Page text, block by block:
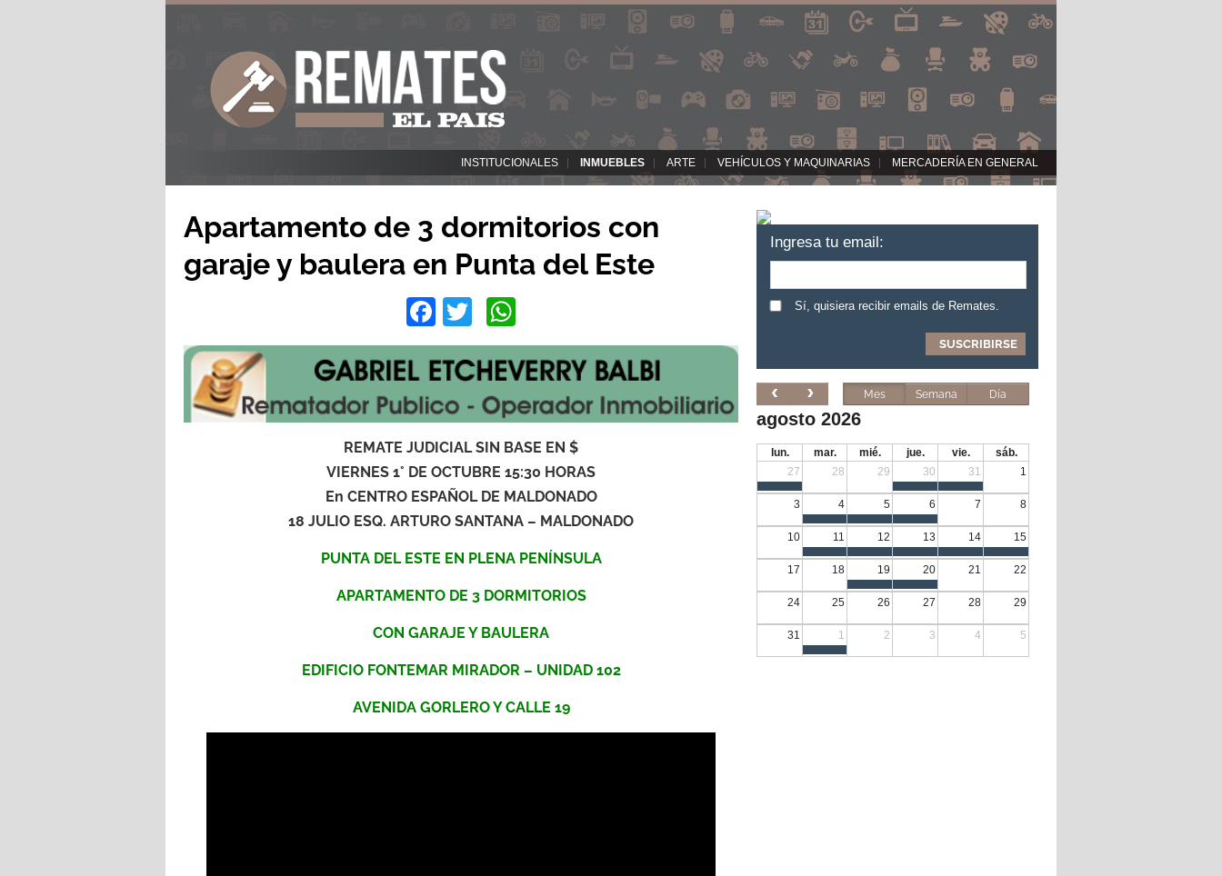
INSTITUCIONALES INMUEBLES ARTE VEHÍCULOS Y MAQUINARIAS MERCADERÍA EN GENERAL
Apartamento de 3 dormitorios con
garaje y baulera en Punta del Este
Facebook
Twitter
REMATE JUDICIAL SIN BASE EN $
VIERNES 1° DE OCTUBRE 15:30 HORAS
En CENTRO ESPAÑOL DE MALDONADO
18 JULIO ESQ. ARTURO SANTANA – MALDONADO
PUNTA DEL ESTE EN PLENA PENÍNSULA
APARTAMENTO DE 3 DORMITORIOS
CON GARAJE Y BAULERA
EDIFICIO FONTEMAR MIRADOR – UNIDAD 102
AVENIDA GORLERO Y CALLE 19
Ingresa tu email:
Sí, quisiera recibir emails de Remates.
Mes Semana Día
agosto 2026
lun. mar. mié. jue. vie.
sáb.
27
28 29 30 31 1
3 4 5 6 7 8
10 11 12 13 14 15
17 18 19 20 21 22
24 25 26 27 28 29
31 1 2 3 4 5